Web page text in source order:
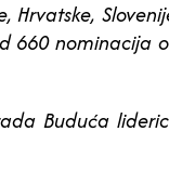
660 nominacija
Buduća